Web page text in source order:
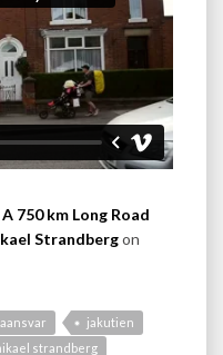
750 km Long Road
Strandbergon
jakutien
strandberg